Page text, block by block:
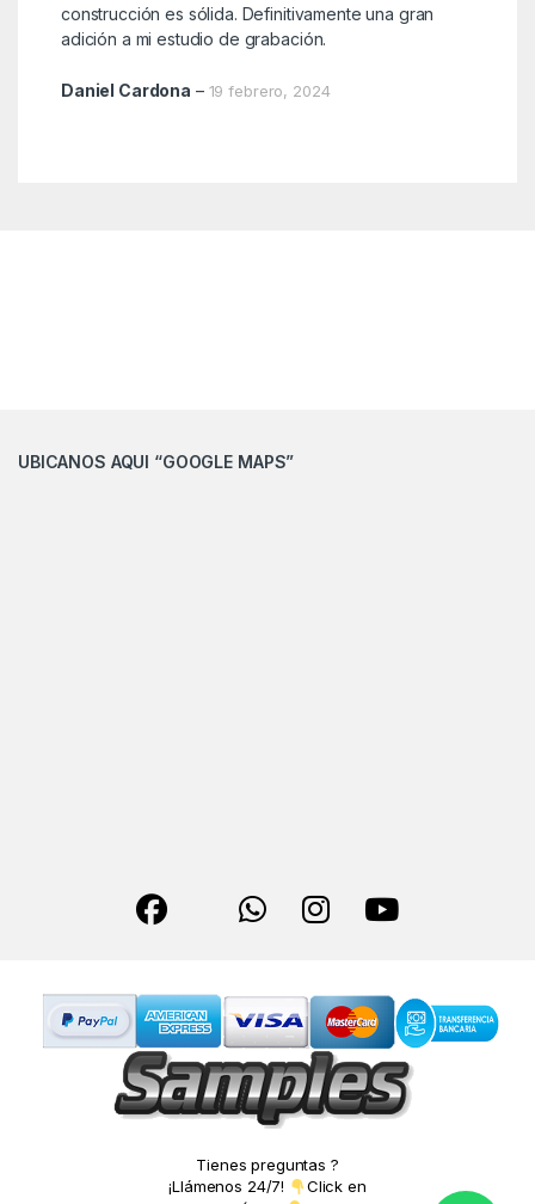
construcción es sólida. Definitivamente una gran
adición a mi estudio de grabación.
Daniel Cardona – 19 febrero, 2024
UBICANOS AQUI “GOOGLE MAPS”
Tienes preguntas ?
¡Llámenos 24/7!
Click en